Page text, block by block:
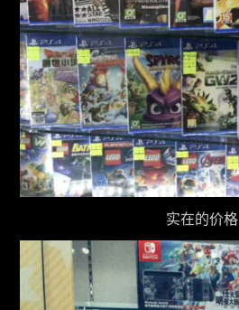
实在的价格